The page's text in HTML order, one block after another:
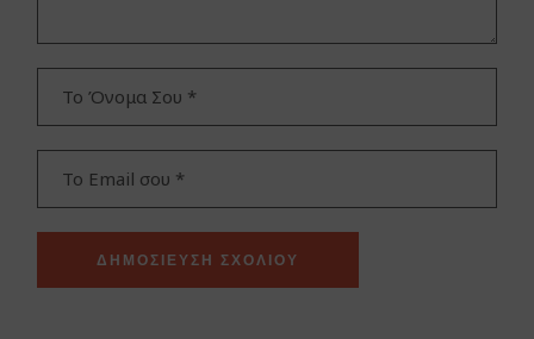
ΔΗΜΟΣΊΕΥΣΗ ΣΧΟΛΊΟΥ